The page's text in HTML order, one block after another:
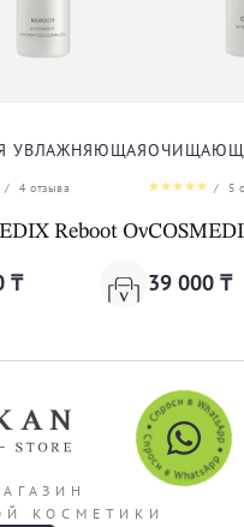
ДЛЯ ЛИЦА
Hydrator
УВЛАЖНЯЮЩАЯ
/ 4отзыва
Reboot Overnight
₸
/ 5
39 000 ₸
КОСМЕТИКИ